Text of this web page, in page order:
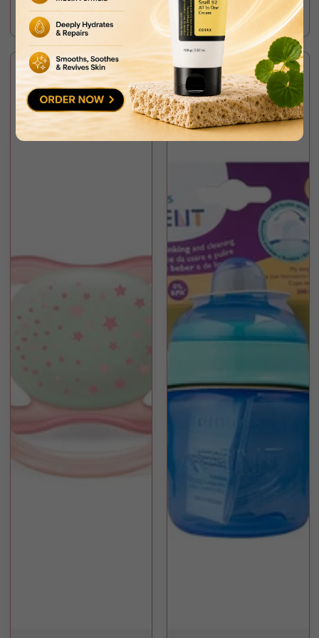
price
أضف إلى السلة
price
أضف إلى السلة